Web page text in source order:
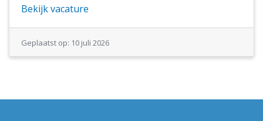
Bekijk vacature
Geplaatst op: 10 juli 2026